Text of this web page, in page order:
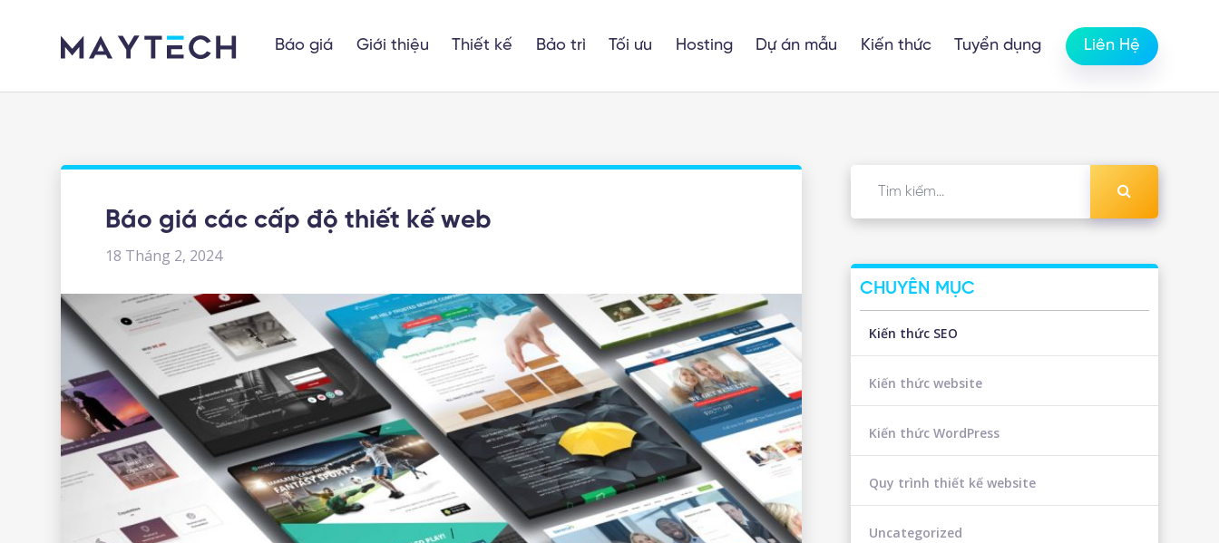
Báo giá Giới thiệu Thiết kế Bảo trì Tối ưu Hosting Dự án mẫu Kiến thức Tuyển dụng Liên Hệ
Báo giá các cấp độ thiết kế web
18 Tháng 2, 2024
CHUYÊN MỤC
Kiến thức SEO
Kiến thức website
Kiến thức WordPress
Quy trình thiết kế website
Uncategorized